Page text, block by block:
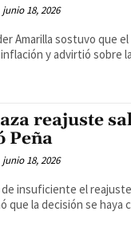
junio 18, 2026
Amarilla sostuvo que
y advirtió sobre
reajuste
Peña
junio 18, 2026
insuficiente el
que la decisión se haya